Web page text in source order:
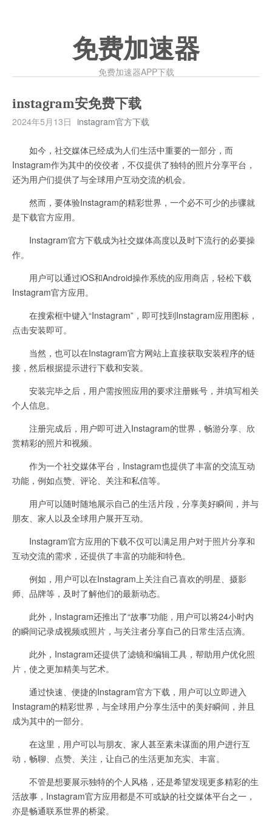
免费加速器
免费加速器APP下载
instagram安免费下载
2024年5月13日 instagram官方下载
如今，社交媒体已经成为人们生活中重要的一部分，而
Instagram作为其中的佼佼者，不仅提供了独特的照片分享平台，
还为用户们提供了与全球用户互动交流的机会。
然而，要体验Instagram的精彩世界，一个必不可少的步骤就
是下载官方应用。
Instagram官方下载成为社交媒体高度以及时下流行的必要操
作。
用户可以通过iOS和Android操作系统的应用商店，轻松下载
Instagram官方应用。
在搜索框中键入“Instagram”，即可找到Instagram应用图标，
点击安装即可。
当然，也可以在Instagram官方网站上直接获取安装程序的链
接，然后根据提示进行下载和安装。
安装完毕之后，用户需按照应用的要求注册账号，并填写相关
个人信息。
注册完成后，用户即可进入Instagram的世界，畅游分享、欣
赏精彩的照片和视频。
作为一个社交媒体平台，Instagram也提供了丰富的交流互动
功能，例如点赞、评论、关注和私信等。
用户可以随时随地展示自己的生活片段，分享美好瞬间，并与
朋友、家人以及全球用户展开互动。
Instagram官方应用的下载不仅可以满足用户对于照片分享和
互动交流的需求，还提供了丰富的功能和特色。
例如，用户可以在Instagram上关注自己喜欢的明星、摄影
师、品牌等，及时了解他们的最新动态。
此外，Instagram还推出了“故事”功能，用户可以将24小时内
的瞬间记录成视频或照片，与关注者分享自己的日常生活点滴。
此外，Instagram还提供了滤镜和编辑工具，帮助用户优化照
片，使之更加精美与艺术。
通过快速、便捷的Instagram官方下载，用户可以立即进入
Instagram的精彩世界，与全球用户分享生活中的美好瞬间，并且
成为其中的一部分。
在这里，用户可以与朋友、家人甚至素未谋面的用户进行互
动，畅聊、点赞、关注，让自己的生活更加充实、丰富。
不管是想要展示独特的个人风格，还是希望发现更多精彩的生
活故事，Instagram官方应用都是不可或缺的社交媒体平台之一，
亦是畅通联系世界的桥梁。